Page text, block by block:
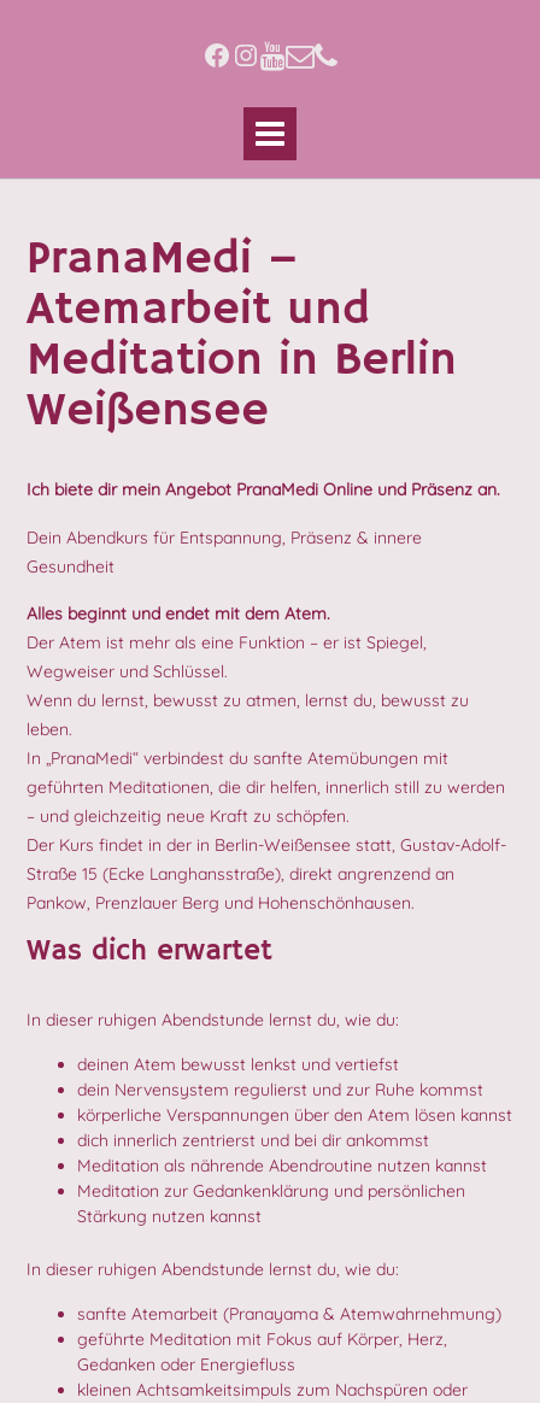
Facebook
Instagram
PranaMedi –
Atemarbeit und
Meditation in Berlin
Weißensee
Ich biete dir mein Angebot PranaMedi Online und Präsenz an.
Dein Abendkurs für Entspannung, Präsenz & innere
Gesundheit
Alles beginnt und endet mit dem Atem.
Der Atem ist mehr als eine Funktion – er ist Spiegel,
Wegweiser und Schlüssel.
Wenn du lernst, bewusst zu atmen, lernst du, bewusst zu
leben.
In „PranaMedi“ verbindest du sanfte Atemübungen mit
geführten Meditationen, die dir helfen, innerlich still zu werden
– und gleichzeitig neue Kraft zu schöpfen.
Der Kurs findet in der in Berlin-Weißensee statt, Gustav-Adolf-
Straße 15 (Ecke Langhansstraße), direkt angrenzend an
Pankow, Prenzlauer Berg und Hohenschönhausen.
Was dich erwartet
In dieser ruhigen Abendstunde lernst du, wie du:
deinen Atem bewusst lenkst und vertiefst
dein Nervensystem regulierst und zur Ruhe kommst
körperliche Verspannungen über den Atem lösen kannst
dich innerlich zentrierst und bei dir ankommst
Meditation als nährende Abendroutine nutzen kannst
Meditation zur Gedankenklärung und persönlichen
Stärkung nutzen kannst
In dieser ruhigen Abendstunde lernst du, wie du:
sanfte Atemarbeit (Pranayama & Atemwahrnehmung)
geführte Meditation mit Fokus auf Körper, Herz,
Gedanken oder Energiefluss
kleinen Achtsamkeitsimpuls zum Nachspüren oder